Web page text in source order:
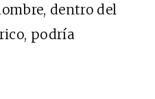
dentro del
podría